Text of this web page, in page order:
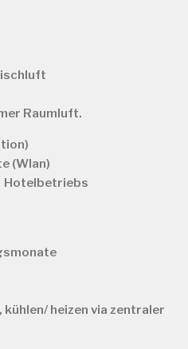
Raumluft.
(Wlan)
Hotelbetriebs
heizen via zentraler